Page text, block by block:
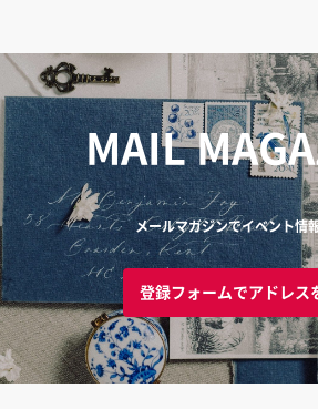
MAIL
メールマガジンでイベント情
登録フォームでアドレス